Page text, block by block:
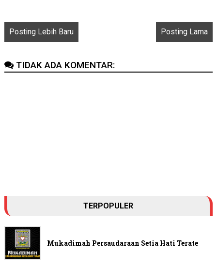
Posting Lebih Baru Posting Lama
TIDAK ADA KOMENTAR:
TERPOPULER
Mukadimah Persaudaraan Setia Hati Terate